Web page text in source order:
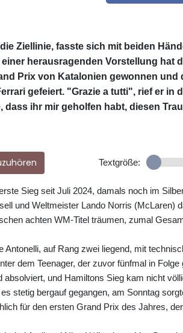
Ziellinie, fasste sich mit beiden
herausragenden Vorstellung hat
Prix von Katalonien gewonnen und
gefeiert. "Grazie a tutti", rief er in
dass ihr mir geholfen habt, diesen
Textgröße:
Sieg seit Juli 2024, damals noch im
und Weltmeister Lando Norris (McLaren)
achten WM-Titel träumen, zumal
Antonelli, auf Rang zwei liegend, mit
dem Teenager, der zuvor fünfmal in
absolviert, und Hamiltons Sieg kam nicht
stetig bergauf gegangen, am Sonntag
für den ersten Grand Prix des Jahres,